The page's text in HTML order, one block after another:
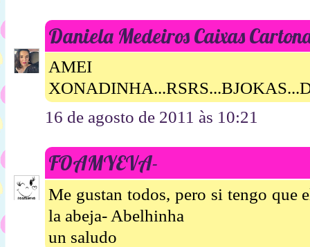
Daniela Medeiros Caixas
AMEI
16 de agosto de 2011 às 10:21
FOAMYEVA-
Me gustan todos, pero si tengo que
la abeja- Abelhinha
un saludo